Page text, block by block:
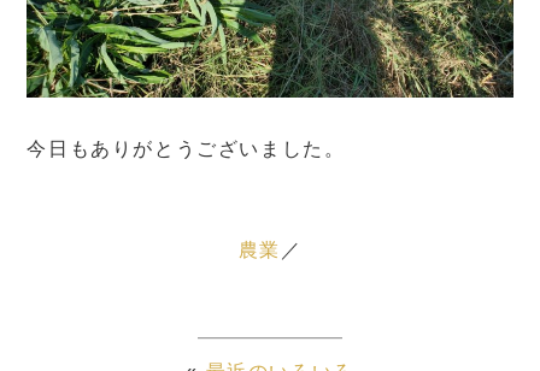
今日もありがとうございました。
農業